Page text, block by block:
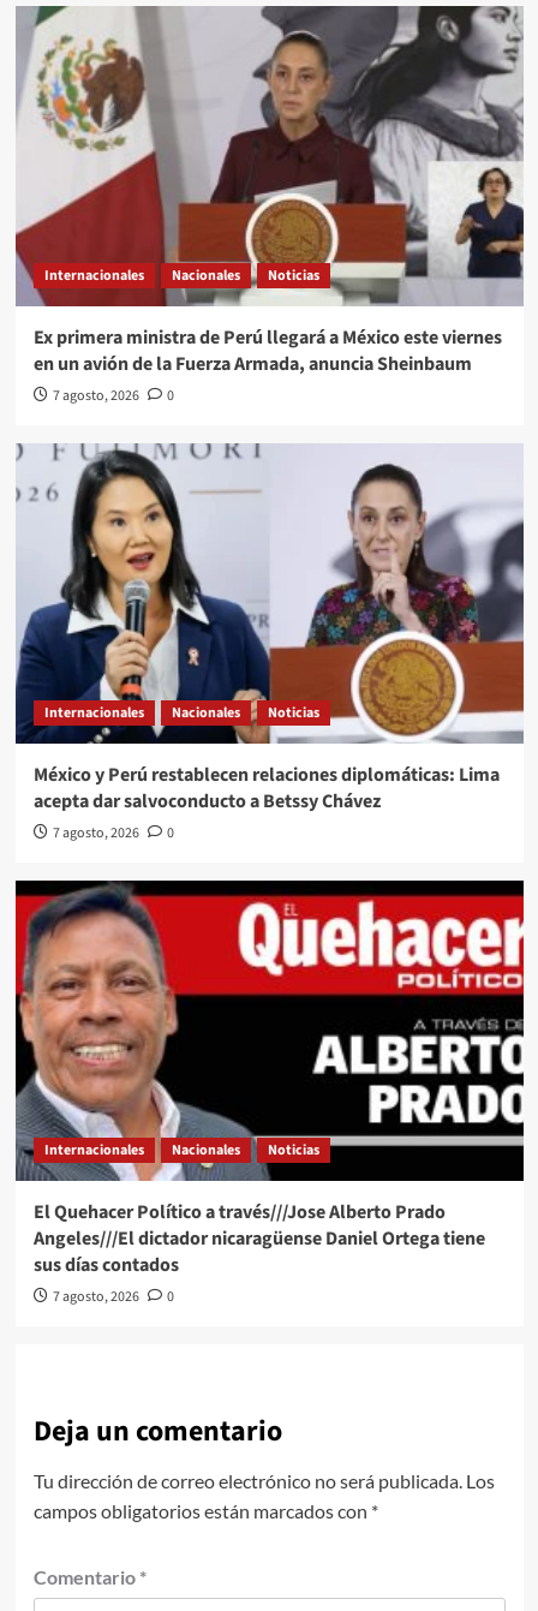
Internacionales Nacionales Noticias
Ex primera ministra de Perú llegará a México este viernes
en un avión de la Fuerza Armada, anuncia Sheinbaum
7 agosto, 2026 0
Internacionales Nacionales Noticias
México y Perú restablecen relaciones diplomáticas: Lima
acepta dar salvoconducto a Betssy Chávez
7 agosto, 2026 0
Internacionales Nacionales Noticias
El Quehacer Político a través///Jose Alberto Prado
Angeles///El dictador nicaragüense Daniel Ortega tiene
sus días contados
7 agosto, 2026 0
Deja un comentario
Tu dirección de correo electrónico no será publicada. Los
campos obligatorios están marcados con *
Comentario *